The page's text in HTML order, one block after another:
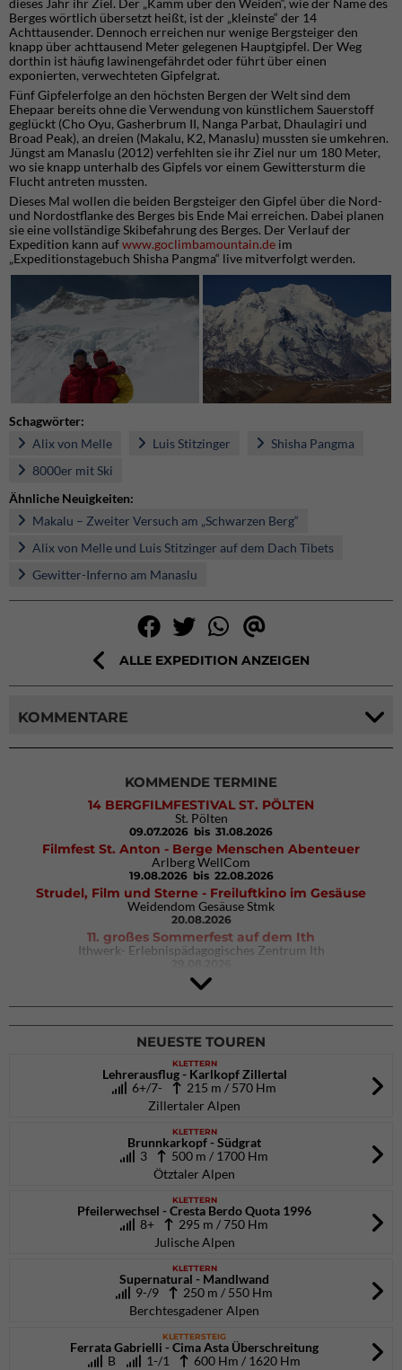
Berges wörtlich übersetzt heißt, ist der „kleinste“ der 14
Achttausender. Dennoch erreichen nur wenige Bergsteiger den
knapp über achttausend Meter gelegenen Hauptgipfel. Der Weg
dorthin ist häufig lawinengefährdet oder führt über einen
exponierten, verwechteten Gipfelgrat.
Fünf Gipfelerfolge an den höchsten Bergen der Welt sind dem
Ehepaar bereits ohne die Verwendung von künstlichem Sauerstoff
geglückt (Cho Oyu, Gasherbrum II, Nanga Parbat, Dhaulagiri und
Broad Peak), an dreien (Makalu, K2, Manaslu) mussten sie umkehren.
Jüngst am Manaslu (2012) verfehlten sie ihr Ziel nur um 180 Meter,
wo sie knapp unterhalb des Gipfels vor einem Gewittersturm die
Flucht antreten mussten.
Dieses Mal wollen die beiden Bergsteiger den Gipfel über die Nord-
und Nordostflanke des Berges bis Ende Mai erreichen. Dabei planen
sie eine vollständige Skibefahrung des Berges. Der Verlauf der
Expedition kann aufwww.goclimbamountain.de im
„Expeditionstagebuch Shisha Pangma“ live mitverfolgt werden.
Schagwörter:
Alix von Melle
Luis Stitzinger
Shisha Pangma
8000er mit Ski
Ähnliche Neuigkeiten:
Makalu – Zweiter Versuch am „Schwarzen Berg“
Alix von Melle und Luis Stitzinger auf dem Dach Tibets
Gewitter-Inferno am Manaslu
ALLE EXPEDITION ANZEIGEN
KOMMENTARE
KOMMENDE TERMINE
14 BERGFILMFESTIVAL ST. PÖLTEN
St. Pölten
09.07.2026 bis 31.08.2026
Filmfest St. Anton - Berge Menschen Abenteuer
Arlberg WellCom
19.08.2026 bis 22.08.2026
Strudel, Film und Sterne - Freiluftkino im Gesäuse
Weidendom Gesäuse Stmk
20.08.2026
11. großes Sommerfest auf dem Ith
Ithwerk- Erlebnispädagogisches Zentrum Ith
4Blocs KIDS 2026
DAV Kletter- & Boulderzentrum München Süd (Thalkirchen)
26.09.2026
NEUESTE TOUREN
KLETTERN
Lehrerausflug - Karlkopf Zillertal
6+/7-
215 m / 570 Hm
Zillertaler Alpen
KLETTERN
Brunnkarkopf - Südgrat
3
500 m / 1700 Hm
Ötztaler Alpen
KLETTERN
Pfeilerwechsel - Cresta Berdo Quota 1996
8+
295 m / 750 Hm
Julische Alpen
KLETTERN
Supernatural - Mandlwand
9-/9
250 m / 550 Hm
Berchtesgadener Alpen
KLETTERSTEIG
Ferrata Gabrielli - Cima Asta Überschreitung
B
1-/1 600 Hm / 1620 Hm